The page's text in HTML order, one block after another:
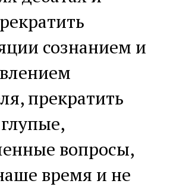
сознанием и
прекратить
вопросы,
время и не